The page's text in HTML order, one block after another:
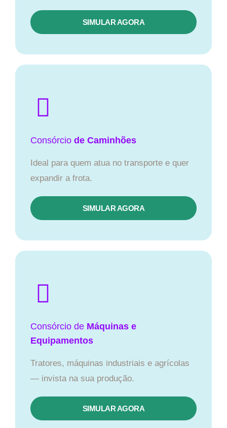
SIMULAR AGORA
Consórcio de Caminhões
Ideal para quem atua no transporte e quer
expandir a frota.
SIMULAR AGORA
Consórcio de Máquinas e
Equipamentos
Tratores, máquinas industriais e agrícolas
— invista na sua produção.
SIMULAR AGORA